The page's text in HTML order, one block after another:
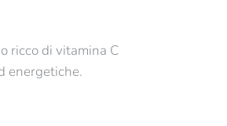
ricco di vitamina C
energetiche.